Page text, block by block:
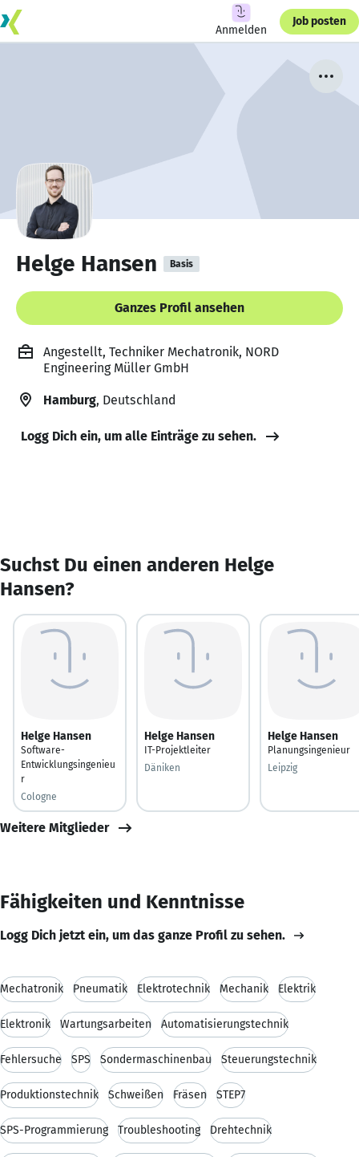
Anmelden
Job posten
Helge Hansen Basis
Ganzes Profil ansehen
Angestellt, Techniker Mechatronik, NORD
Engineering Müller GmbH
Hamburg, Deutschland
Logg Dich ein, um alle Einträge zu sehen.
Suchst Du einen anderen Helge
Hansen?
Helge Hansen
Software-
Entwicklungsingenieu
r
Cologne
Helge Hansen
IT-Projektleiter
Däniken
Helge Hansen
Planungsingenieur
Leipzig
Weitere Mitglieder
Fähigkeiten und Kenntnisse
Logg Dich jetzt ein, um das ganze Profil zu sehen.
Mechatronik Pneumatik Elektrotechnik Mechanik Elektrik
Elektronik Wartungsarbeiten Automatisierungstechnik
Fehlersuche SPS Sondermaschinenbau Steuerungstechnik
Produktionstechnik Schweißen Fräsen STEP7
SPS-Programmierung Troubleshooting Drehtechnik